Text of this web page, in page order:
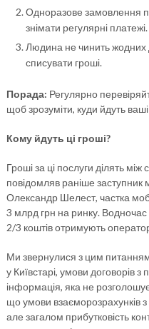
Одноразове замовлення
знімати регулярні платежі.
Людина не чинить жодних
списувати гроші.
Порада: Регулярно
щоб зрозуміти, куди йдуть
Кому йдуть ці гроші?
Гроші за ці послуги ділять
повідомляв раніше заступник
Олександр Шелест, частка
3 млрд грн на ринку.
2/3 коштів отримують
Ми звернулися з цим
у Київстарі, умови договорів
інформація, яка не
що умови взаєморозрахунків
але загалом прибутковість